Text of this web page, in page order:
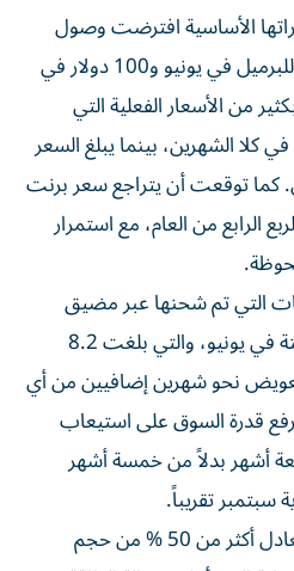
الأساسية افترضت وصول
خام برنت إلى 110 دولارات للبرميل في يونيو و100 دولار في
من الأسعار الفعلية التي
في كلا الشهرين، بينما يبلغ السعر
للبرميل. كما توقعت أن يتراجع سعر برنت
الربع الرابع من العام، مع استمرار
التي تم شحنها عبر مضيق
هرمز خلال إعادة فتحه المؤقتة في يونيو، والتي بلغت 8.2
نحو شهرين إضافيين من أي
قدرة السوق على استيعاب
أشهر بدلاً من خمسة أشهر
سبتمبر تقريباً.
وأضافت أن هذه الكميات تعادل أكثر من 50 % من حجم